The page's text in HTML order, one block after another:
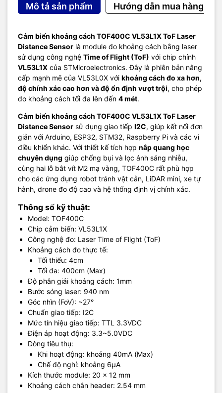
Mô tả sản phẩm Hướng dẫn mua hàng
Cảm biến khoảng cách TOF400C VL53L1X ToF Laser
Distance Sensor là module đo khoảng cách bằng laser
sử dụng công nghệ Time of Flight (ToF) với chip chính
VL53L1X của STMicroelectronics. Đây là phiên bản nâng
cấp mạnh mẽ của VL53L0X với khoảng cách đo xa hơn,
độ chính xác cao hơn và độ ổn định vượt trội, cho phép
đo khoảng cách tối đa lên đến 4 mét.
Cảm biến khoảng cách TOF400C VL53L1X ToF Laser
Distance Sensor sử dụng giao tiếp I2C, giúp kết nối đơn
giản với Arduino, ESP32, STM32, Raspberry Pi và các vi
điều khiển khác. Với thiết kế tích hợp nắp quang học
chuyên dụng giúp chống bụi và lọc ánh sáng nhiễu,
cùng hai lỗ bắt vít M2 mạ vàng, TOF400C rất phù hợp
cho các ứng dụng robot tránh vật cản, LiDAR mini, xe tự
hành, drone đo độ cao và hệ thống định vị chính xác.
Thông số kỹ thuật:
Model: TOF400C
Chip cảm biến: VL53L1X
Công nghệ đo: Laser Time of Flight (ToF)
Khoảng cách đo thực tế:
Tối thiểu: 4cm
Tối đa: 400cm (Max)
Độ phân giải khoảng cách: 1mm
Bước sóng laser: 940 nm
Góc nhìn (FoV): ~27°
Chuẩn giao tiếp: I2C
Mức tín hiệu giao tiếp: TTL 3.3VDC
Điện áp hoạt động: 3.3~5.0VDC
Dòng tiêu thụ:
Khi hoạt động: khoảng 40mA (Max)
Chế độ nghỉ: khoảng 6µA
Kích thước module: 20 x 12 mm
Khoảng cách chân header: 2.54 mm